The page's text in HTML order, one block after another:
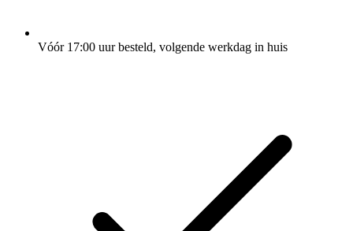
Vóór 17:00 uur besteld, volgende werkdag in huis